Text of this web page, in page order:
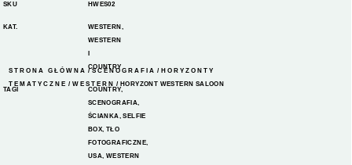
SKU HWES02
KAT. WESTERN ,
WESTERN
COUNTRY
TAGI COUNTRY,
SCENOGRAFIA,
ŚCIANKA,SELFIE
BOX, TŁO
FOTOGRAFICZNE,
USA, WESTERN
STRONA GŁÓWNA /SCENOGRAFIA /HORYZONTY
TEMATYCZNE / WESTERN / HORYZONT WESTERN SALOON